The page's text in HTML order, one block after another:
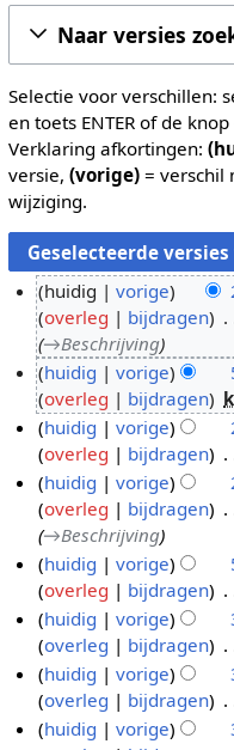
Naar versies
Selectie voor verschillen:
en toets ENTER of de
Verklaring afkortingen:
versie, (vorige)= verschil
wijziging.
m
0
huidig vorige
overleg
bijdragen
→Beschrijving
d
c
1
huidig vorige
overleg
bijdragen k
G
e
e
n
b
e
w
e
r
k
i
n
g
9
g
0
3
huidig vorige
overleg
bijdragen
huidig
vorige
overleg
bijdragen
→Beschrijving
d
c
0
huidig vorige
overleg
bijdragen
1
a
huidig vorige
overleg
bijdragen
G
e
e
huidig vorige
overleg
bijdragen
Ghuidig vorige